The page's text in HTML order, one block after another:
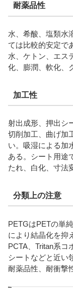
耐薬品性
水、希酸、塩類水
ては比較的安定で
水、ケトン、エス
化、膨潤、軟化、
加工性
射出成形、押出シ
切削加工、曲げ加
い。吸湿による加
ある。シート用途
たれ、白化、寸法
分類上の注意
PETGはPETの単
により結晶化を抑
PCTA、Tritan系コ
シートなどと近い
耐薬品性、耐衝撃